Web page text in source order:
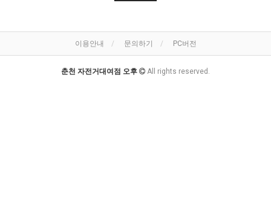
이용안내 문의하기 PC버전
춘천 자전거대여점 오후 All rights reserved.